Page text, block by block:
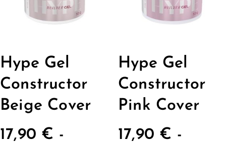
Hype Gel
Constructor
Beige Cover
17,90 € -
Hype Gel
Constructor
Pink Cover
17,90 € -